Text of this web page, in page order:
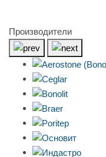
Производители